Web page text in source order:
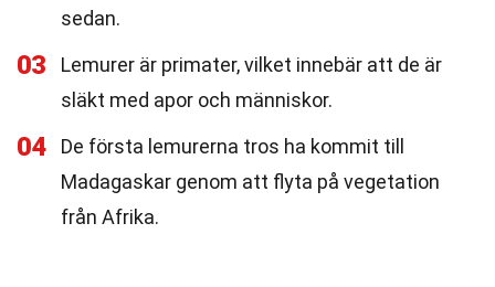
sedan.
03
Lemurer är primater, vilket innebär att de är
släkt med apor och människor.
04
De första lemurerna tros ha kommit till
Madagaskar genom att flyta på vegetation
från Afrika.